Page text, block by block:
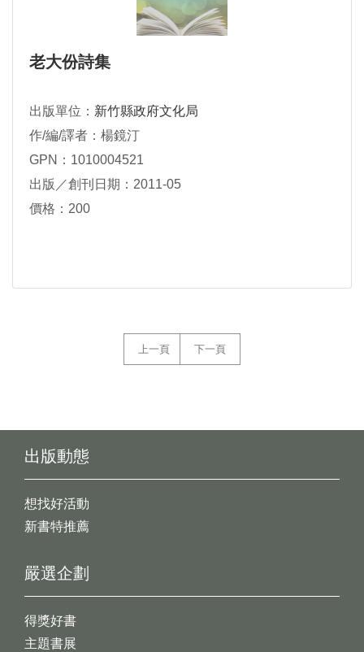
老大份詩集
出版單位： 新竹縣政府文化局
作/編/譯者：楊鏡汀
GPN：1010004521
出版／創刊日期：2011-05
價格：200
上一頁 下一頁
出版動態
想找好活動
新書特推薦
嚴選企劃
得獎好書
主題書展